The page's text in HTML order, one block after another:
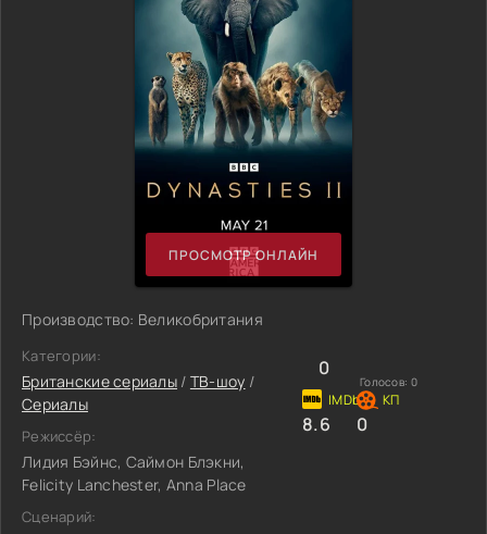
ПРОСМОТР ОНЛАЙН
Производство: Великобритания
Категории:
Британские сериалы / ТВ-шоу /
Сериалы
Режиссёр:
Лидия Бэйнс, Саймон Блэкни,
Felicity Lanchester, Anna Place
Сценарий:
0
Голосов: 0
8.6 0